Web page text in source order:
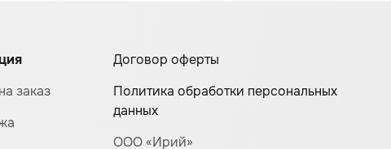
заказ
Договор оферты
Политика обработки персональных
данных
ООО «Ирий»